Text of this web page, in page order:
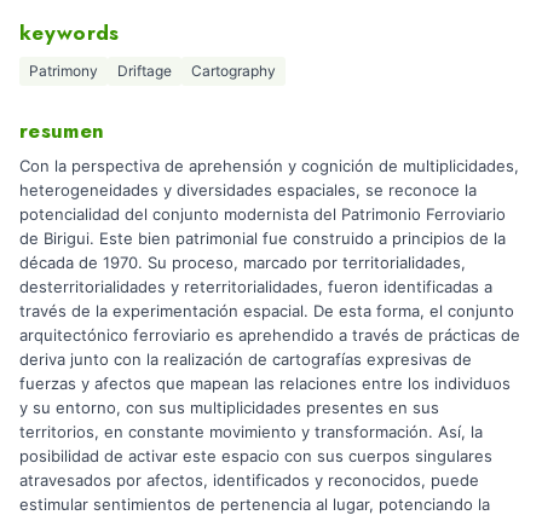
keywords
Patrimony Driftage Cartography
resumen
Con la perspectiva de aprehensión y cognición de multiplicidades,
heterogeneidades y diversidades espaciales, se reconoce la
potencialidad del conjunto modernista del Patrimonio Ferroviario
de Birigui. Este bien patrimonial fue construido a principios de la
década de 1970. Su proceso, marcado por territorialidades,
desterritorialidades y reterritorialidades, fueron identificadas a
través de la experimentación espacial. De esta forma, el conjunto
arquitectónico ferroviario es aprehendido a través de prácticas de
deriva junto con la realización de cartografías expresivas de
fuerzas y afectos que mapean las relaciones entre los individuos
y su entorno, con sus multiplicidades presentes en sus
territorios, en constante movimiento y transformación. Así, la
posibilidad de activar este espacio con sus cuerpos singulares
atravesados por afectos, identificados y reconocidos, puede
estimular sentimientos de pertenencia al lugar, potenciando la